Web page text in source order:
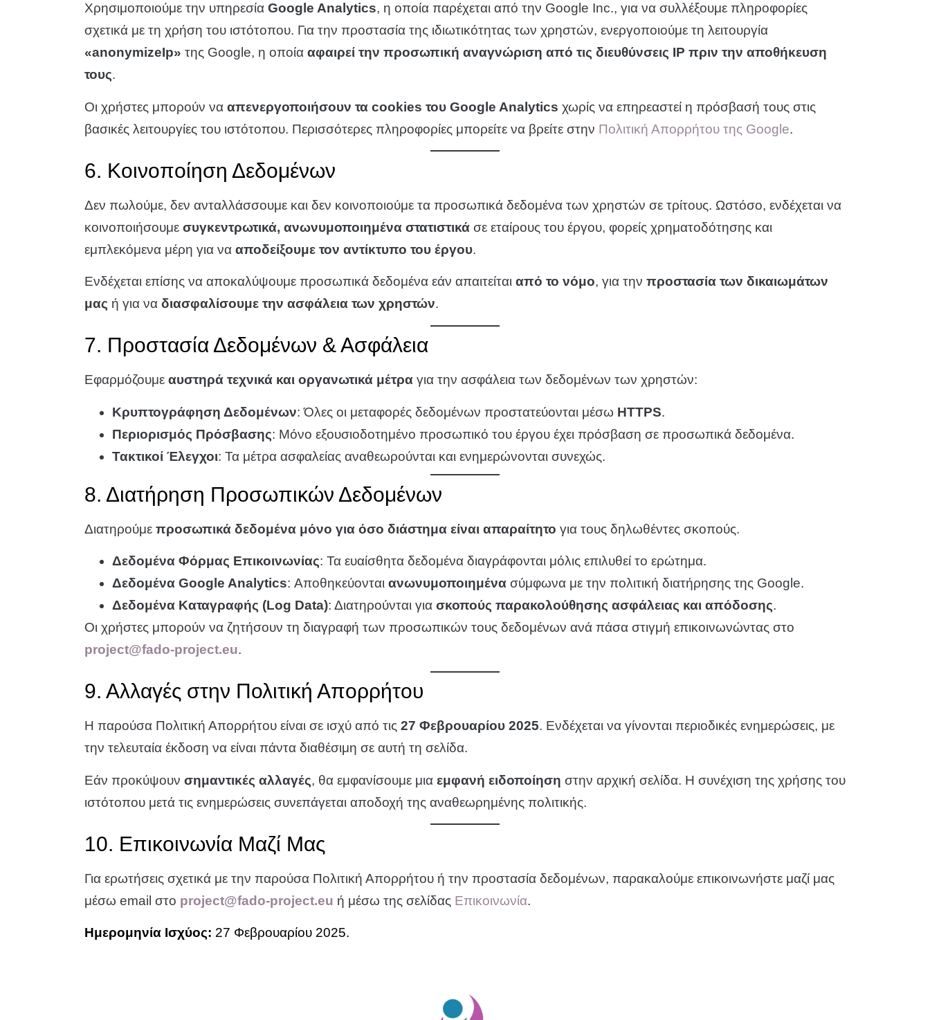
Χρησιμοποιούμε την υπηρεσία Google Analytics, η οποία παρέχεται από την Google Inc., για να συλλέξουμε πληροφορίες
σχετικά με τη χρήση του ιστότοπου. Για την προστασία της ιδιωτικότητας των χρηστών, ενεργοποιούμε τη λειτουργία
«anonymizeIp» της Google, η οποία αφαιρεί την προσωπική αναγνώριση από τις διευθύνσεις IP πριν την αποθήκευση
τους.
Οι χρήστες μπορούν να απενεργοποιήσουν τα cookies του Google Analytics χωρίς να επηρεαστεί η πρόσβασή τους στις
βασικές λειτουργίες του ιστότοπου. Περισσότερες πληροφορίες μπορείτε να βρείτε στην Πολιτική Απορρήτου της Google.
6. Κοινοποίηση Δεδομένων
Δεν πωλούμε, δεν ανταλλάσσουμε και δεν κοινοποιούμε τα προσωπικά δεδομένα των χρηστών σε τρίτους. Ωστόσο, ενδέχεται να
κοινοποιήσουμε συγκεντρωτικά, ανωνυμοποιημένα στατιστικά σε εταίρους του έργου, φορείς χρηματοδότησης και
εμπλεκόμενα μέρη για να αποδείξουμε τον αντίκτυπο του έργου.
Ενδέχεται επίσης να αποκαλύψουμε προσωπικά δεδομένα εάν απαιτείται από το νόμο, για την προστασία των δικαιωμάτων
μας ή για να διασφαλίσουμε την ασφάλεια των χρηστών.
7. Προστασία Δεδομένων & Ασφάλεια
Εφαρμόζουμε αυστηρά τεχνικά και οργανωτικά μέτρα για την ασφάλεια των δεδομένων των χρηστών:
Κρυπτογράφηση Δεδομένων: Όλες οι μεταφορές δεδομένων προστατεύονται μέσω HTTPS.
Περιορισμός Πρόσβασης: Μόνο εξουσιοδοτημένο προσωπικό του έργου έχει πρόσβαση σε προσωπικά δεδομένα.
Τακτικοί Έλεγχοι: Τα μέτρα ασφαλείας αναθεωρούνται και ενημερώνονται συνεχώς.
8. Διατήρηση Προσωπικών Δεδομένων
Διατηρούμε προσωπικά δεδομένα μόνο για όσο διάστημα είναι απαραίτητο για τους δηλωθέντες σκοπούς.
Δεδομένα Φόρμας Επικοινωνίας: Τα ευαίσθητα δεδομένα διαγράφονται μόλις επιλυθεί το ερώτημα.
Δεδομένα Google Analytics: Αποθηκεύονται ανωνυμοποιημένα σύμφωνα με την πολιτική διατήρησης της Google.
Δεδομένα Καταγραφής (Log Data): Διατηρούνται για σκοπούς παρακολούθησης ασφάλειας και απόδοσης.
Οι χρήστες μπορούν να ζητήσουν τη διαγραφή των προσωπικών τους δεδομένων ανά πάσα στιγμή επικοινωνώντας στο
project@fado-project.eu.
9. Αλλαγές στην Πολιτική Απορρήτου
Η παρούσα Πολιτική Απορρήτου είναι σε ισχύ από τις 27 Φεβρουαρίου 2025. Ενδέχεται να γίνονται περιοδικές ενημερώσεις, με
την τελευταία έκδοση να είναι πάντα διαθέσιμη σε αυτή τη σελίδα.
Εάν προκύψουν σημαντικές αλλαγές, θα εμφανίσουμε μια εμφανή ειδοποίηση στην αρχική σελίδα. Η συνέχιση της χρήσης του
ιστότοπου μετά τις ενημερώσεις συνεπάγεται αποδοχή της αναθεωρημένης πολιτικής.
10. Επικοινωνία Μαζί Μας
Για ερωτήσεις σχετικά με την παρούσα Πολιτική Απορρήτου ή την προστασία δεδομένων, παρακαλούμε επικοινωνήστε μαζί μας
μέσω email στο project@fado-project.eu ή μέσω της σελίδας Επικοινωνία.
Ημερομηνία Ισχύος: 27 Φεβρουαρίου 2025.